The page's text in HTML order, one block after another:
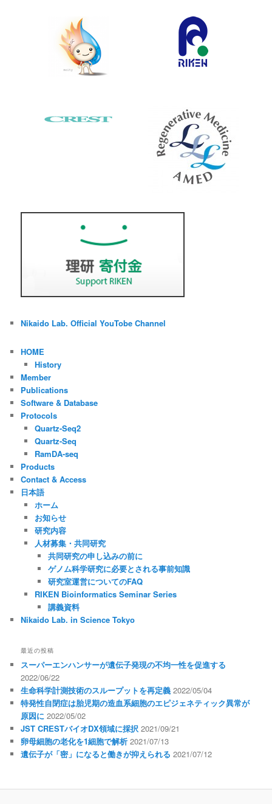
Nikaido Lab. Official YouTobe Channel
HOME
History
Member
Publications
Software & Database
Protocols
Quartz-Seq2
Quartz-Seq
RamDA-seq
Products
Contact & Access
日本語
ホーム
お知らせ
研究内容
人材募集・共同研究
共同研究の申し込みの前に
ゲノム科学研究に必要とされる事前知識
研究室運営についてのFAQ
RIKEN Bioinformatics Seminar Series
講義資料
Nikaido Lab. in Science Tokyo
最近の投稿
スーパーエンハンサーが遺伝子発現の不均一性を促進する
2022/06/22
生命科学計測技術のスループットを再定義 2022/05/04
特発性自閉症は胎児期の造血系細胞のエピジェネティック異常が
原因に 2022/05/02
JST CRESTバイオDX領域に採択 2021/09/21
卵母細胞の老化を1細胞で解析 2021/07/13
遺伝子が「密」になると働きが抑えられる 2021/07/12